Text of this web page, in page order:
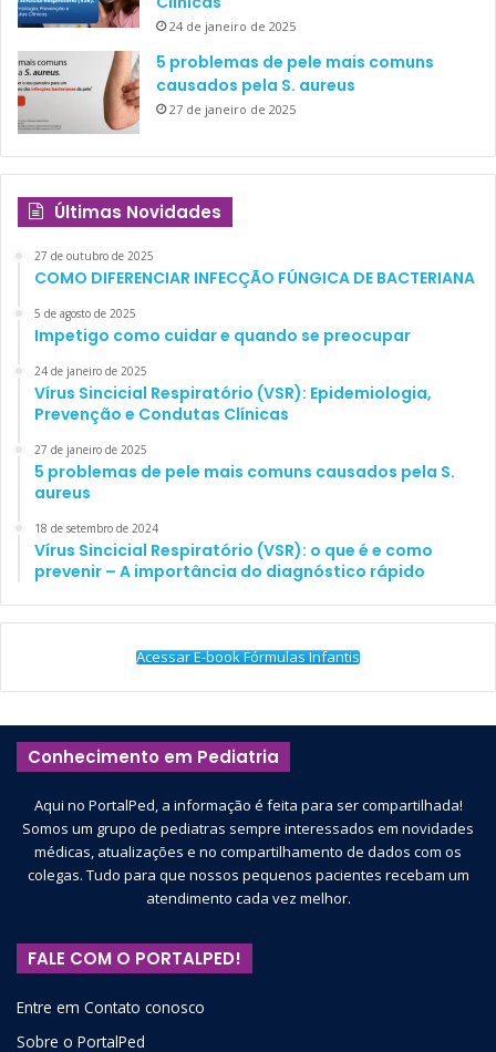
24 de janeiro de 2025
5 problemas de pele mais comuns
causados pela S. aureus
27 de janeiro de 2025
Últimas Novidades
27 de outubro de 2025
COMO DIFERENCIAR INFECÇÃO FÚNGICA DE BACTERIANA
5 de agosto de 2025
Impetigo como cuidar e quando se preocupar
24 de janeiro de 2025
Vírus Sincicial Respiratório (VSR): Epidemiologia,
Prevenção e Condutas Clínicas
27 de janeiro de 2025
5 problemas de pele mais comuns causados pela S.
aureus
18 de setembro de 2024
Vírus Sincicial Respiratório (VSR): o que é e como
prevenir – A importância do diagnóstico rápido
Acessar E-book Fórmulas Infantis
Conhecimento em Pediatria
Aqui no PortalPed, a informação é feita para ser compartilhada!
Somos um grupo de pediatras sempre interessados em novidades
médicas, atualizações e no compartilhamento de dados com os
colegas. Tudo para que nossos pequenos pacientes recebam um
atendimento cada vez melhor.
FALE COM O PORTALPED!
Entre em Contato conosco
Sobre o PortalPed